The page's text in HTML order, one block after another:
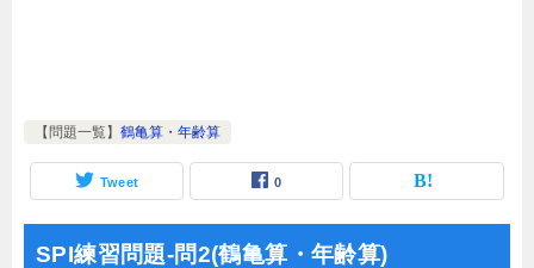
【問題一覧】 鶴亀算・年齢算
Tweet 0
SPI練習問題-問2(鶴亀算・年齢算)